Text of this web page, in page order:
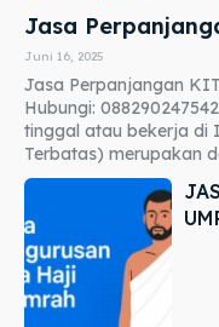
Jasa
Juni 16, 2025
Jasa Perpanjangan
Hubungi:
tinggal atau bekerja di
Terbatas) merupakan